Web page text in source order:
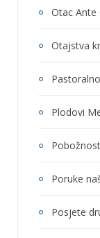
Otac Ante
Otajstva
Plodovi
Poruke
Posjete